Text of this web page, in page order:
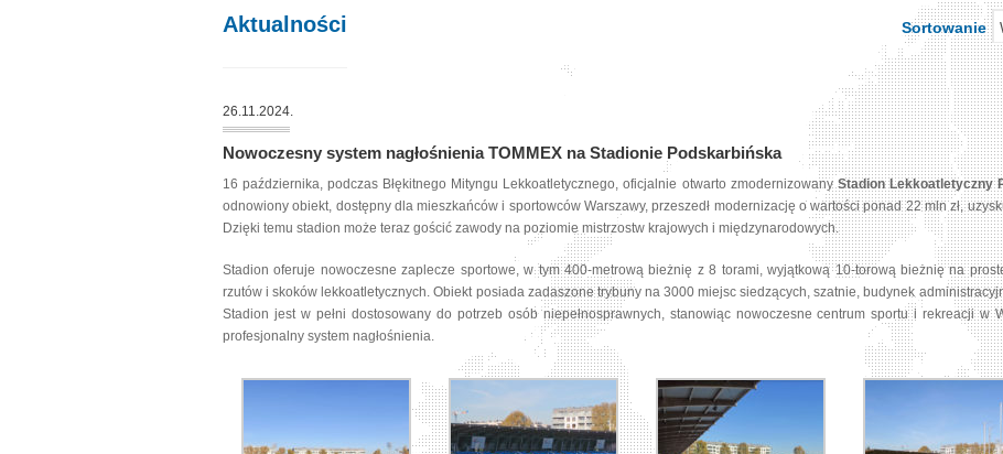
Aktualności Sortowanie
26.11.2024.
Nowoczesny system nagłośnienia TOMMEX na Stadionie Podskarbińska
16 października, podczas Błękitnego Mityngu Lekkoatletycznego, oficjalnie otwarto zmodernizowanyStadion Lekkoatletyczny
odnowiony obiekt, dostępny dla mieszkańców i sportowców Warszawy, przeszedł modernizację o wartości ponad 22 mln zł,
Dzięki temu stadion może teraz gościć zawody na poziomie mistrzostw krajowych i międzynarodowych.
Stadion oferuje nowoczesne zaplecze sportowe, w tym 400-metrową bieżnię z 8 torami, wyjątkową 10-torową bieżnię na
rzutów i skoków lekkoatletycznych. Obiekt posiada zadaszone trybuny na 3000 miejsc siedzących, szatnie, budynek
Stadion jest w pełni dostosowany do potrzeb osób niepełnosprawnych, stanowiąc nowoczesne centrum sportu i rekreacji w
profesjonalny system nagłośnienia.